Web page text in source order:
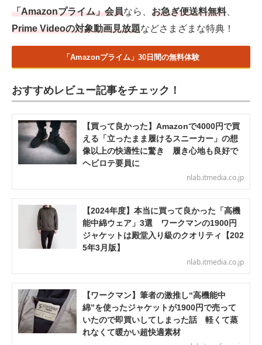
「Amazonプライム」会員なら、 お急ぎ便送料無料
Prime Videoの対象動画見放題などさまざまな特典！
「Amazonプライム」30日間の無料体験
おすすめレビュー記事をチェック！
【買って良かった】Amazonで4000円で買
える「立ったまま履けるスニーカー」の想
像以上の快適性に驚き 履き心地も良好で
ヘビロテ要員に
nlab.itmedia.co.jp
【2024年度】本当に買って良かった「高機
能中綿ウェア」3選 ワークマンの1900円
ジャケットは殿堂入り級のクオリティ【202
5年3月版】
nlab.itmedia.co.jp
【ワークマン】筆者の激推し“高機能中
綿”を使ったジャケットが1900円で売って
いたので即買いしてしまった話 軽くて蒸
れなくて暖かい超快適素材